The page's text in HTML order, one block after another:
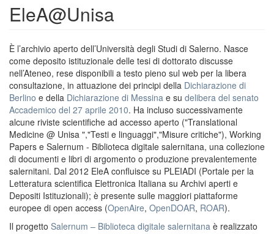
EleA@Unisa
È l’archivio aperto dell’Università degli Studi di Salerno. Nasce
come deposito istituzionale delle tesi di dottorato discusse
nell’Ateneo, rese disponibili a testo pieno sul web per la libera
consultazione, in attuazione dei principi della Dichiarazione di
Berlino e della Dichiarazione di Messina e su delibera del senato
Accademico del 27 aprile 2010. Ha incluso successivamente
alcune riviste scientifiche ad accesso aperto ("Translational
Medicine @ Unisa ","Testi e linguaggi","Misure critiche"), Working
Papers e Salernum - Biblioteca digitale salernitana, una collezione
di documenti e libri di argomento o produzione prevalentemente
salernitani. Dal 2012 EleA confluisce su PLEIADI (Portale per la
Letteratura scientifica Elettronica Italiana su Archivi aperti e
Depositi Istituzionali); è presente sulle maggiori piattaforme
europee di open access (OpenAire, OpenDOAR, ROAR).
Il progetto Salernum – Biblioteca digitale salernitana è realizzato